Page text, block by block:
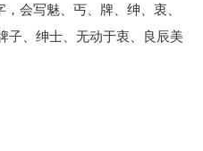
会写魅、丐、牌、绅、衷、
子、绅士、无动于衷、良辰美